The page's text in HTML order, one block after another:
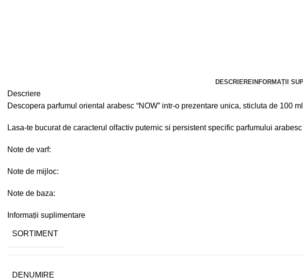
DESCRIERE INFORMAȚII
Descriere
Descopera parfumul oriental arabesc “NOW” intr-o prezentare unica, sticluta de 100
Lasa-te bucurat de caracterul olfactiv puternic si persistent specific parfumului
Note de varf:
Note de mijloc:
Note de baza:
Informații suplimentare
SORTIMENT
DENUMIRE